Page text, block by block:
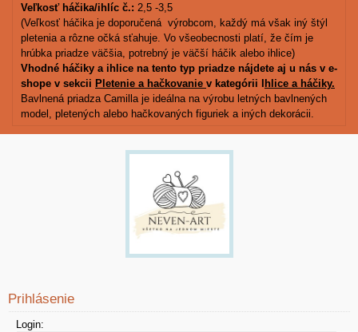
Veľkosť háčika/ihlíc č.: 2,5 -3,5
(Veľkosť háčika je doporučená výrobcom, každý má však iný štýl
pletenia a rôzne očká sťahuje. Vo všeobecnosti platí, že čím je
hrúbka priadze väčšia, potrebný je väčší háčik alebo ihlice)
Vhodné háčiky a ihlice na tento typ priadze nájdete aj u nás v e-
shope v sekcii Pletenie a hačkovanie v kategórii I
hlice a háčiky.
Bavlnená priadza Camilla je ideálna na výrobu letných bavlnených
model, pletených alebo hačkovaných figuriek a iných dekorácii.
Prihlásenie
Login: